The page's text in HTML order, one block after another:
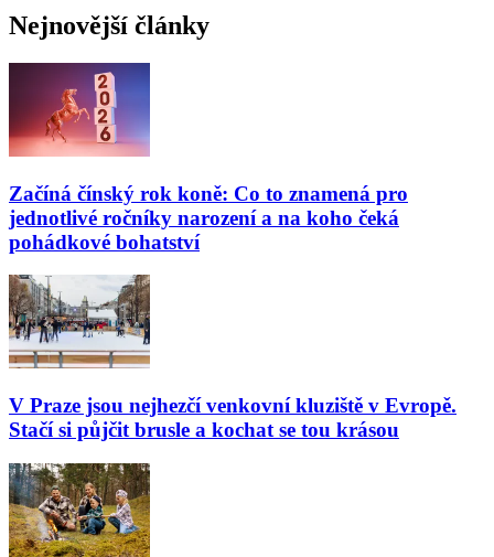
Nejnovější články
Začíná čínský rok koně: Co to znamená pro
jednotlivé ročníky narození a na koho čeká
pohádkové bohatství
V Praze jsou nejhezčí venkovní kluziště v Evropě.
Stačí si půjčit brusle a kochat se tou krásou